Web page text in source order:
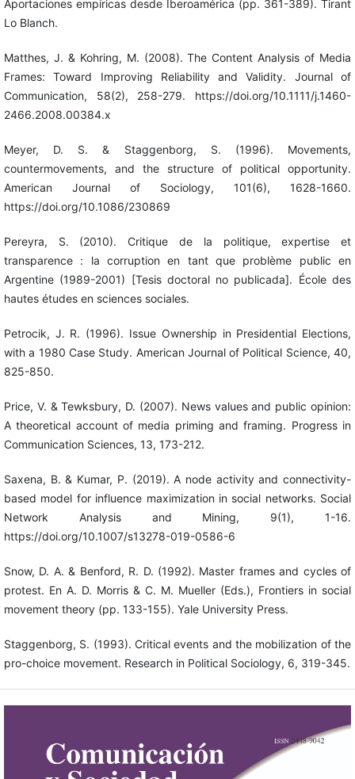
Aportaciones empíricas desde Iberoamérica (pp. 361-389). Tirant
Lo Blanch.
Matthes, J. & Kohring, M. (2008). The Content Analysis of Media
Frames: Toward Improving Reliability and Validity. Journal of
Communication, 58(2), 258-279. https://doi.org/10.1111/j.1460-
2466.2008.00384.x
Meyer, D. S. & Staggenborg, S. (1996). Movements,
countermovements, and the structure of political opportunity.
American Journal of Sociology, 101(6), 1628-1660.
https://doi.org/10.1086/230869
Pereyra, S. (2010). Critique de la politique, expertise et
transparence : la corruption en tant que problème public en
Argentine (1989-2001) [Tesis doctoral no publicada]. École des
hautes études en sciences sociales.
Petrocik, J. R. (1996). Issue Ownership in Presidential Elections,
with a 1980 Case Study. American Journal of Political Science, 40,
825-850.
Price, V. & Tewksbury, D. (2007). News values and public opinion:
A theoretical account of media priming and framing. Progress in
Communication Sciences, 13, 173-212.
Saxena, B. & Kumar, P. (2019). A node activity and connectivity-
based model for influence maximization in social networks. Social
Network Analysis and Mining, 9(1), 1-16.
https://doi.org/10.1007/s13278-019-0586-6
Snow, D. A. & Benford, R. D. (1992). Master frames and cycles of
protest. En A. D. Morris & C. M. Mueller (Eds.), Frontiers in social
movement theory (pp. 133-155). Yale University Press.
Staggenborg, S. (1993). Critical events and the mobilization of the
pro-choice movement. Research in Political Sociology, 6, 319-345.